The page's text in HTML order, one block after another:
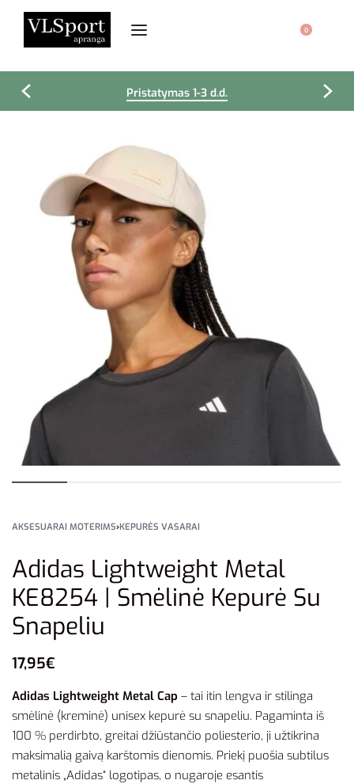
0
Pristatymas 1-3 d.d.
AKSESUARAI MOTERIMS›KEPURĖS VASARAI
Adidas Lightweight Metal
KE8254 | Smėlinė Kepurė Su
Snapeliu
17,95€
Adidas Lightweight Metal Cap – tai itin lengva ir stilinga
smėlinė (kreminė) unisex kepurė su snapeliu. Pagaminta iš
100 % perdirbto, greitai džiūstančio poliesterio, ji užtikrina
maksimalią gaivą karštomis dienomis. Priekį puošia subtilus
metalinis „Adidas“ logotipas, o nugaroje esantis